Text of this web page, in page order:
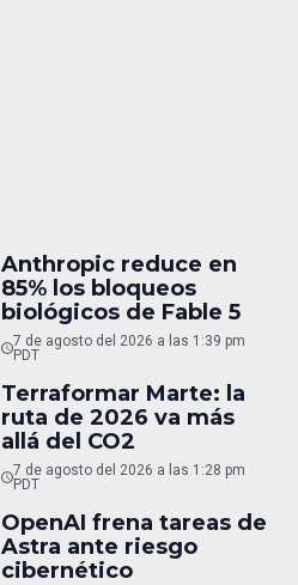
Anthropic reduce en
85% los bloqueos
biológicos de Fable 5
7 de agosto del 2026 a las 1:39 pm
PDT
Terraformar Marte: la
ruta de 2026 va más
allá del CO2
7 de agosto del 2026 a las 1:28 pm
PDT
OpenAI frena tareas de
Astra ante riesgo
cibernético